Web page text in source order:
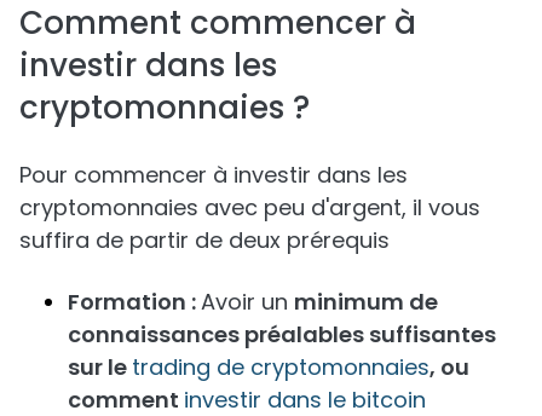
Comment commencer à
investir dans les
cryptomonnaies ?
Pour commencer à investir dans les
cryptomonnaies avec peu d'argent, il vous
suffira de partir de deux prérequis
Formation :Avoir un minimum de
connaissances préalables suffisantes
sur le trading de cryptomonnaies, ou
comment investir dans le bitcoin